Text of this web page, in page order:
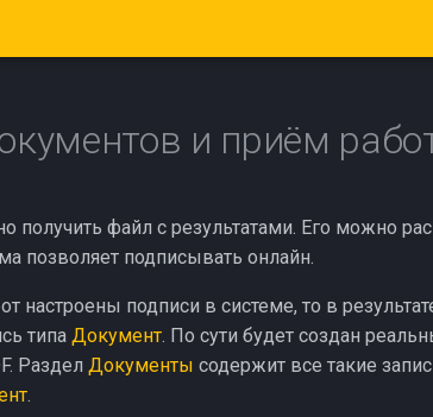
и приём
файл с результатами. Его можно
позволяет подписывать онлайн.
настроены подписи в системе, то в
типа Документ. По сути будет создан
Раздел Документы содержит все такие
.